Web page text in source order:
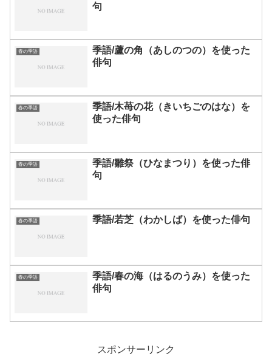
句
春の季語
季語/蘆の角（あしのつの）を使った
俳句
春の季語
季語/木苺の花（きいちごのはな）を
使った俳句
春の季語
季語/雛祭（ひなまつり）を使った俳
句
春の季語 季語/若芝（わかしば）を使った俳句
春の季語
季語/春の海（はるのうみ）を使った
俳句
スポンサーリンク